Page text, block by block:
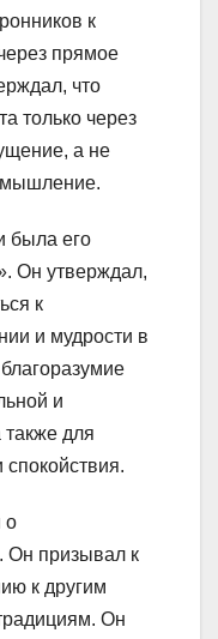
к
прямое
что
только через
а не
мышление.
была его
Он утверждал,
к
и мудрости в
и
также для
о
Он призывал к
к другим
Он